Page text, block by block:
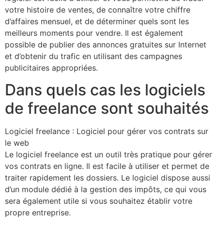
votre histoire de ventes, de connaître votre chiffre
d’affaires mensuel, et de déterminer quels sont les
meilleurs moments pour vendre. Il est également
possible de publier des annonces gratuites sur Internet
et d’obtenir du trafic en utilisant des campagnes
publicitaires appropriées.
Dans quels cas les logiciels
de freelance sont souhaités
Logiciel freelance : Logiciel pour gérer vos contrats sur
le web
Le logiciel freelance est un outil très pratique pour gérer
vos contrats en ligne. Il est facile à utiliser et permet de
traiter rapidement les dossiers. Le logiciel dispose aussi
d’un module dédié à la gestion des impôts, ce qui vous
sera également utile si vous souhaitez établir votre
propre entreprise.